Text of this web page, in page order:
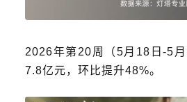
2026年第20周（5月18日-5
7.8亿元，环比提升48%。